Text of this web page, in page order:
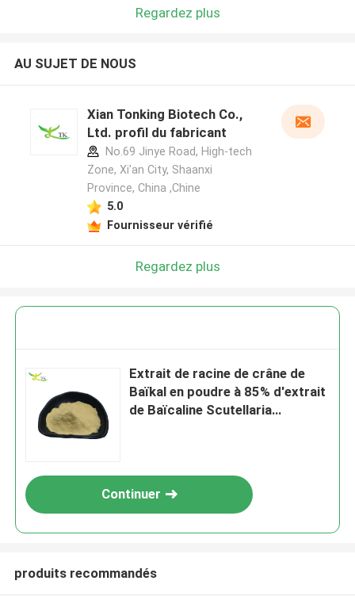
Regardez plus
AU SUJET DE NOUS
Xian Tonking Biotech Co.,
Ltd. profil du fabricant
No.69 Jinye Road, High-tech
Zone, Xi'an City, Shaanxi
Province, China ,Chine
5.0
Fournisseur vérifié
Regardez plus
Extrait de racine de crâne de
Baïkal en poudre à 85% d'extrait
de Baïcaline Scutellaria
Continuer
produits recommandés